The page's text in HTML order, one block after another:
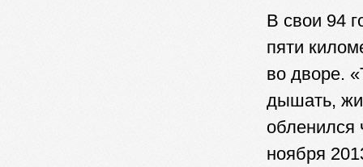
В свои 94
пяти
во дворе.
дышать,
обленился
ноября